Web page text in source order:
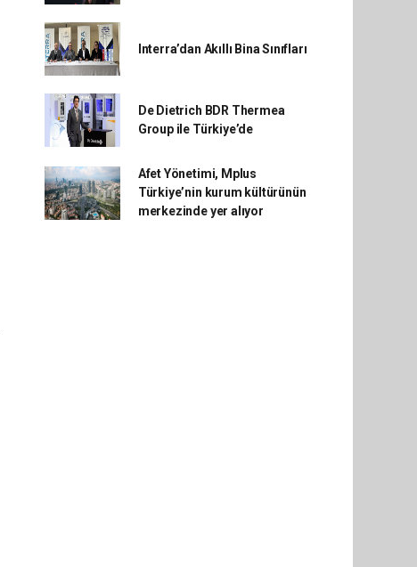
Interra’dan Akıllı Bina Sınıfları
De Dietrich BDR Thermea
Group ile Türkiye’de
Afet Yönetimi, Mplus
Türkiye’nin kurum kültürünün
merkezinde yer alıyor